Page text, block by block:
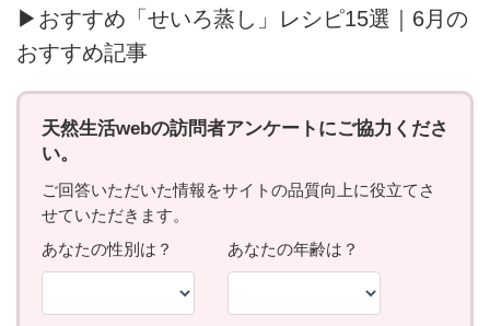
▶おすすめ「せいろ蒸し」レシピ15選｜6月の
おすすめ記事